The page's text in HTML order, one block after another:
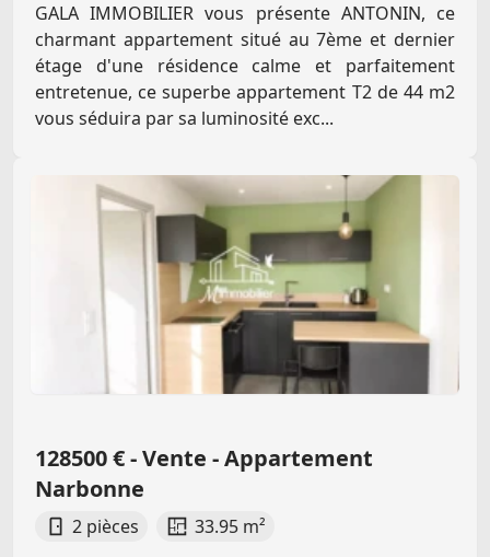
GALA IMMOBILIER vous présente ANTONIN, ce
charmant appartement situé au 7ème et dernier
étage d'une résidence calme et parfaitement
entretenue, ce superbe appartement T2 de 44 m2
vous séduira par sa luminosité exc...
128500 € - Vente - Appartement
Narbonne
2 pièces
33.95 m²